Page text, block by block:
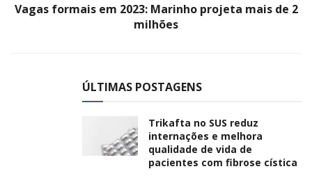
Vagas formais em 2023: Marinho projeta mais de 2
milhões
ÚLTIMAS POSTAGENS
Trikafta no SUS reduz
internações e melhora
qualidade de vida de
pacientes com fibrose cística